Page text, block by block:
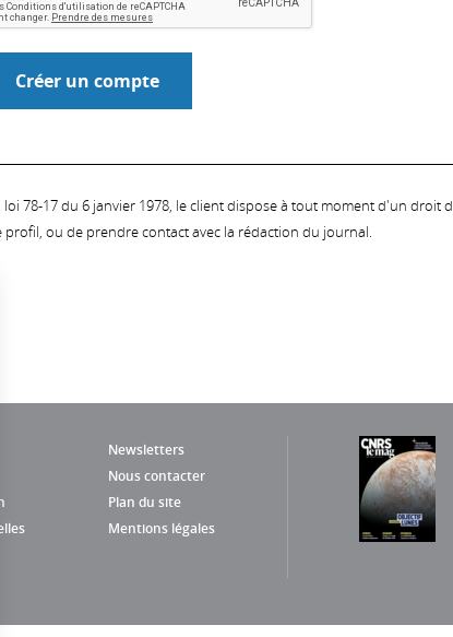
78-17 du 6 janvier 1978, le client dispose à tout moment d'un droit
ou de prendre contact avec la rédaction du journal.
Newsletters
Nous contacter
Plan du site
Mentions légales